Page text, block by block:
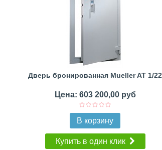
Дверь бронированная Mueller AT 1/22
Цена: 603 200,00 руб
В корзину
Купить в один клик